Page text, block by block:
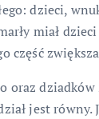
dzieci,
miał
część
dziadków
jest